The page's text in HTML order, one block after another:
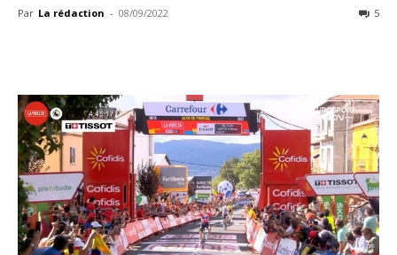
Par La rédaction - 08/09/2022 5